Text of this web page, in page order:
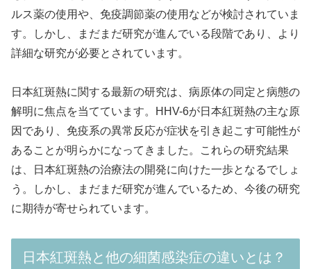
ルス薬の使用や、免疫調節薬の使用などが検討されていま
す。しかし、まだまだ研究が進んでいる段階であり、より
詳細な研究が必要とされています。
日本紅斑熱に関する最新の研究は、病原体の同定と病態の
解明に焦点を当てています。HHV-6が日本紅斑熱の主な原
因であり、免疫系の異常反応が症状を引き起こす可能性が
あることが明らかになってきました。これらの研究結果
は、日本紅斑熱の治療法の開発に向けた一歩となるでしょ
う。しかし、まだまだ研究が進んでいるため、今後の研究
に期待が寄せられています。
日本紅斑熱と他の細菌感染症の違いとは？